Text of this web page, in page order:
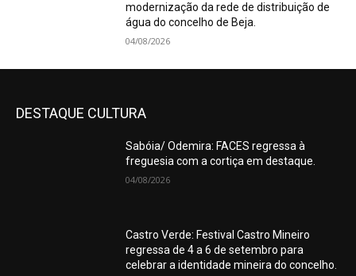
modernização da rede de distribuição de
água do concelho de Beja.
04/08/2026
DESTAQUE CULTURA
Sabóia/ Odemira: FACES regressa à
freguesia com a cortiça em destaque.
04/08/2026
Castro Verde: Festival Castro Mineiro
regressa de 4 a 6 de setembro para
celebrar a identidade mineira do concelho.